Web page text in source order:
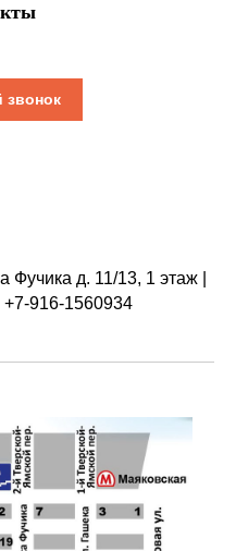
звонок
Фучика д. 11/13, 1 этаж |
| +7-916-1560934